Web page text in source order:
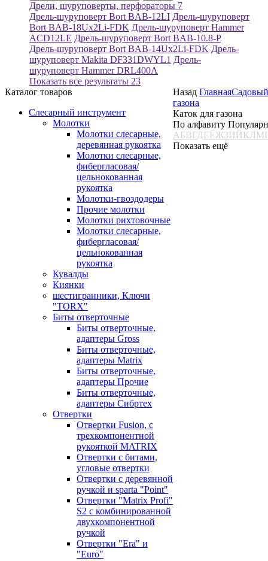
Дрели, шуруповерты, перфораторы 7
Дрель-шуруповерт Bort BAB-12LI Дрель-шуруповерт
Bort BAB-18Ux2Li-FDK Дрель-шуруповерт Hammer
ACD12LE Дрель-шуруповерт Bort BAB-10.8-P
Дрель-шуруповерт Bort BAB-14Ux2Li-FDK Дрель-
шуруповерт Makita DF331DWYL1 Дрель-
шуруповерт Hammer DRL400A
Показать все результаты 23
Каталог товаров
Слесарный инструмент
Молотки
Молотки слесарные,
деревянная рукоятка
Молотки слесарные,
фибергласовая/
цельнокованная
рукоятка
Молотки-гвоздодеры
Прочие молотки
Молотки рихтовочные
Молотки слесарные,
фибергласовая/
цельнокованная
рукоятка
Кувалды
Киянки
шестигранники, Ключи
"TORX"
Биты отверточные
Биты отверточные,
адаптеры Gross
Биты отверточные,
адаптеры Matrix
Биты отверточные,
адаптеры Прочие
Биты отверточные,
адаптеры Сибртех
Отвертки
Отвертки Fusion, c
трехкомпонентной
рукояткой MATRIX
Отвертки с битами,
угловые отвертки
Отвертки с деревянной
ручкой и sparta "Point"
Отвертки "Matrix Profi"
S2 с комбинированной
двухкомпонентной
ручкой
Отвертки "Era" и
"Euro"
Назад Главная
газона
Каток для газона
По алфавиту
АБВГДЕЁЖЗИЙКЛМ
Показать ещё